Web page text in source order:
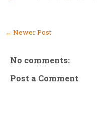
← Newer Post
No comments:
Post a Comment